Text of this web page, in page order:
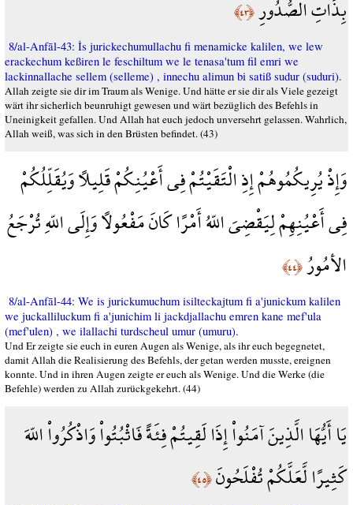
بِذَاتِ الصُّدُورِ﴿٤٣﴾
8/al-Anfāl-43: İs jurickechumullachu fi menamicke kalilen, we lew
erackechum keßiren le feschiltum we le tenasa'tum fil emri we
lackinnallache sellem (selleme) , innechu alimun bi satiß sudur (suduri).
Allah zeigte sie dir im Traum als Wenige. Und hätte er sie dir als Viele gezeigt
wärt ihr sicherlich beunruhigt gewesen und wärt bezüglich des Befehls in
Uneinigkeit gefallen. Und Allah hat euch jedoch unversehrt gelassen. Wahrlich,
Allah weiß, was sich in den Brüsten befindet. (43)
وَإِذْ يُرِيكُمُوهُمْ إِذِ الْتَقَيْتُمْ فِي أَعْيُنِكُمْ قَلِيلاً وَيُقَلِّلُكُمْ
فِي أَعْيُنِهِمْ لِيَقْضِيَ اللّهُ أَمْرًا كَانَ مَفْعُولاً وَإِلَى اللّهِ تُرْجَعُ
الأمُورُ﴿٤٤﴾
8/al-Anfāl-44: We is jurickumuchum isilteckajtum fi a'junickum kalilen
we juckalliluckum fi a'junichim li jackdjallachu emren kane mef'ula
(mef'ulen) , we ilallachi turdscheul umur (umuru).
Und Er zeigte sie euch in euren Augen als Wenige, als ihr euch begegnetet,
damit Allah die Realisierung des Befehls, der getan werden musste, ereignen
konnte. Und in ihren Augen zeigte er euch als Wenige. Und die Werke (die
Befehle) werden zu Allah zurückgekehrt. (44)
يَا أَيُّهَا الَّذِينَ آمَنُواْ إِذَا لَقِيتُمْ فِئَةً فَاثْبُتُواْ وَاذْكُرُواْ اللّهَ
كَثِيرًا لَّعَلَّكُمْ تُفْلَحُونَ﴿٤٥﴾